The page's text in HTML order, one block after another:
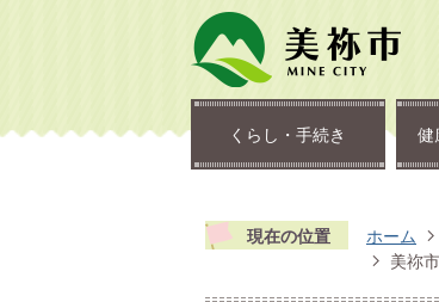
くらし・手続き 健
現在の位置 ホーム
美祢